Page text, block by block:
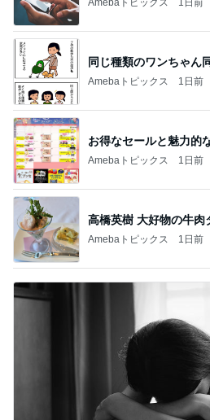
同じ種類のワンちゃん
Amebaトピックス 1日前
お得なセールと魅力的
Amebaトピックス 1日前
高橋英樹 大好物の牛肉
Amebaトピックス 1日前